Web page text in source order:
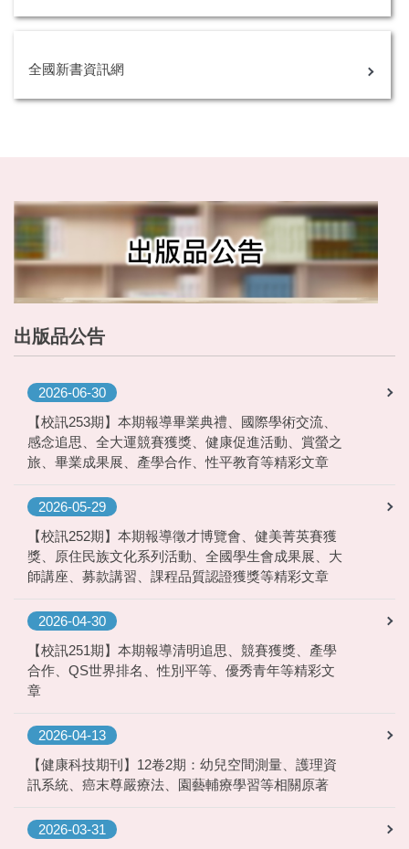
全國新書資訊網
出版品公告
2026-06-30
【校訊253期】本期報導畢業典禮、國際學術交流、
感念追思、全大運競賽獲獎、健康促進活動、賞螢之
旅、畢業成果展、產學合作、性平教育等精彩文章
2026-05-29
【校訊252期】本期報導徵才博覽會、健美菁英賽獲
獎、原住民族文化系列活動、全國學生會成果展、大
師講座、募款講習、課程品質認證獲獎等精彩文章
2026-04-30
【校訊251期】本期報導清明追思、競賽獲獎、產學
合作、QS世界排名、性別平等、優秀青年等精彩文
章
2026-04-13
【健康科技期刊】12卷2期：幼兒空間測量、護理資
訊系統、癌末尊嚴療法、園藝輔療學習等相關原著
2026-03-31